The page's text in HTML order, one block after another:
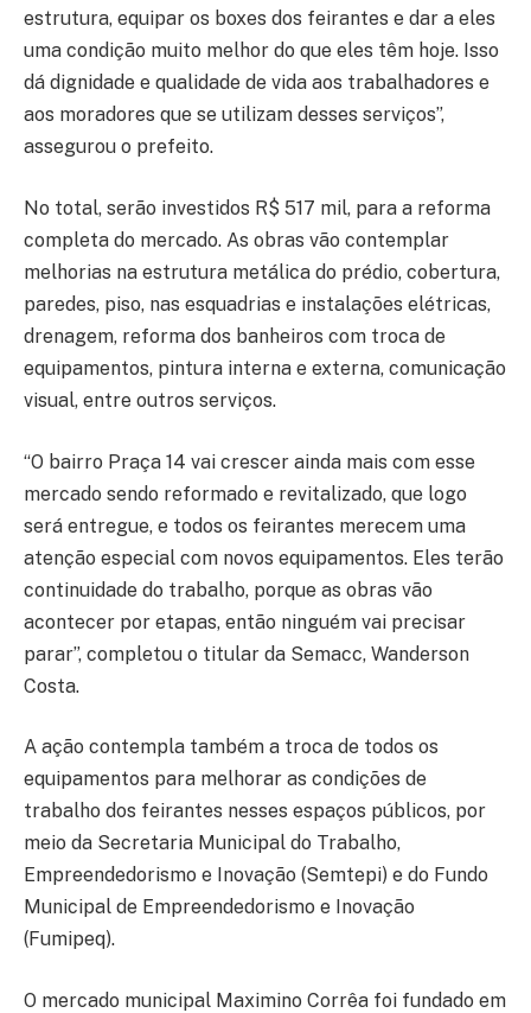
estrutura, equipar os boxes dos feirantes e dar a eles
uma condição muito melhor do que eles têm hoje. Isso
dá dignidade e qualidade de vida aos trabalhadores e
aos moradores que se utilizam desses serviços”,
assegurou o prefeito.
No total, serão investidos R$ 517 mil, para a reforma
completa do mercado. As obras vão contemplar
melhorias na estrutura metálica do prédio, cobertura,
paredes, piso, nas esquadrias e instalações elétricas,
drenagem, reforma dos banheiros com troca de
equipamentos, pintura interna e externa, comunicação
visual, entre outros serviços.
“O bairro Praça 14 vai crescer ainda mais com esse
mercado sendo reformado e revitalizado, que logo
será entregue, e todos os feirantes merecem uma
atenção especial com novos equipamentos. Eles terão
continuidade do trabalho, porque as obras vão
acontecer por etapas, então ninguém vai precisar
parar”, completou o titular da Semacc, Wanderson
Costa.
A ação contempla também a troca de todos os
equipamentos para melhorar as condições de
trabalho dos feirantes nesses espaços públicos, por
meio da Secretaria Municipal do Trabalho,
Empreendedorismo e Inovação (Semtepi) e do Fundo
Municipal de Empreendedorismo e Inovação
(Fumipeq).
O mercado municipal Maximino Corrêa foi fundado em